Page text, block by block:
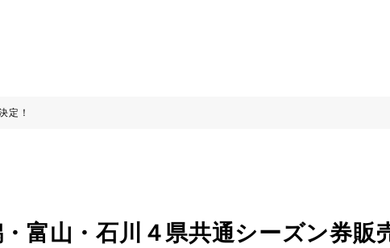
定！
富山・石川４県共通シーズン券販